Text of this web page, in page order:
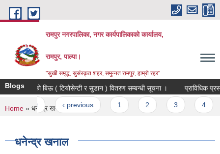
Skip to main content
रामपुर नगरपालिका, नगर कार्यपालिकाको कार्यालय,
रामपुर, पाल्पा।
"सुखी समृद्ध, सुसंस्कृत शहर, समुन्नत रामपुर, हाम्रो रहर"
Blogs वर्षे घाँसहरुको बिऊ ( टियोसेन्टी र सुडान ) वितरण सम्बन्धी सूचना । प्राविधिक
‹ previous
You are here
Home » धनेन्द्र खनाल
धनेन्द्र खनाल